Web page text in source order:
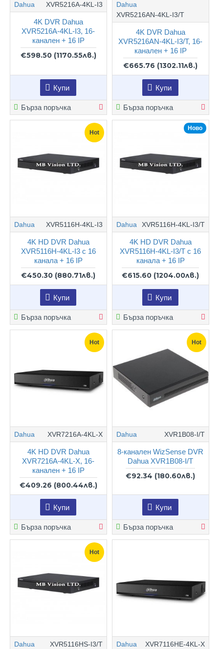
Dahua XVR5216A-4KL-I3
4K DVR Dahua
XVR5216A-4KL-I3, 16-
канален + 16 IP
€598.50 (1170.55лв.)
Купи
Бърза поръчка
Dahua
XVR5216AN-4KL-I3/T
4K DVR Dahua
XVR5216AN-4KL-I3/T, 16-
канален + 16 IP
€665.76 (1302.11лв.)
Купи
Бърза поръчка
Hot
Dahua XVR5116H-4KL-I3
4K HD DVR Dahua
XVR5116H-4KL-I3 с 16
канала + 16 IP
€450.30 (880.71лв.)
Купи
Бърза поръчка
Ново
Dahua XVR5116H-4KL-I3/T
4K HD DVR Dahua
XVR5116H-4KL-I3/T с 16
канала + 16 IP
€615.60 (1204.00лв.)
Купи
Бърза поръчка
Hot
Dahua XVR7216A-4KL-X
4K HD DVR Dahua
XVR7216A-4KL-X, 16-
канален + 16 IP
€409.26 (800.44лв.)
Купи
Бърза поръчка
Hot
Dahua XVR1B08-I/T
8-канален WizSense DVR
Dahua XVR1B08-I/T
€92.34 (180.60лв.)
Купи
Бърза поръчка
Hot
Dahua XVR5116HS-I3/T Dahua XVR7116HE-4KL-X